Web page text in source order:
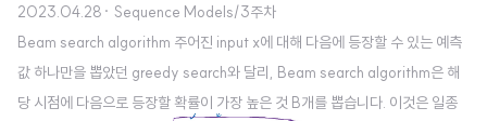
2023.04.28 · Sequence Models/3주차
Beam search algorithm 주어진 input x에 대해 다음에 등장할 수 있는 예측
값 하나만을 뽑았던 greedy search와 달리, Beam search algorithm은 해
당 시점에 다음으로 등장할 확률이 가장 높은 것 B개를 뽑습니다. 이것은 일종